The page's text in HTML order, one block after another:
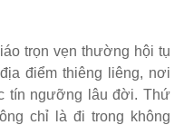
trọn vẹn thường hội tụ
điểm thiêng liêng, nơi
tín ngưỡng lâu đời. Thứ
chỉ là đi trong không